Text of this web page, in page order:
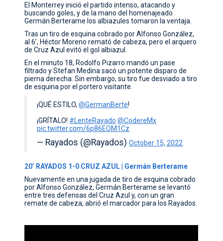
El Monterrey inició el partido intenso, atacando y
buscando goles, y de la mano del homenajeado
Germán Berterame los albiazules tomaron la ventaja.
Tras un tiro de esquina cobrado por Alfonso González,
al 6’, Héctor Moreno remató de cabeza, pero el arquero
de Cruz Azul evitó el gol albiazul.
En el minuto 18, Rodolfo Pizarro mandó un pase
filtrado y Stefan Medina sacó un potente disparo de
pierna derecha. Sin embargo, su tiro fue desviado a tiro
de esquina por el portero visitante.
¡QUÉ ESTILO,@GermanBerte!
¡GRÍTALO! #LenteRayado @CodereMx
pic.twitter.com/6p86EOM1Cz
— Rayados (@Rayados)October 15, 2022
20’ RAYADOS 1-0 CRUZ AZUL | Germán Berterame
Nuevamente en una jugada de tiro de esquina cobrado
por Alfonso González, Germán Berterame se levantó
entre tres defensas del Cruz Azul y, con un gran
remate de cabeza, abrió el marcador para los Rayados.